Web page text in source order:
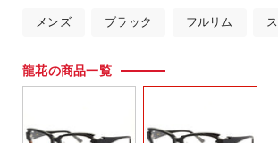
メンズ ブラック フルリム
龍花の商品一覧